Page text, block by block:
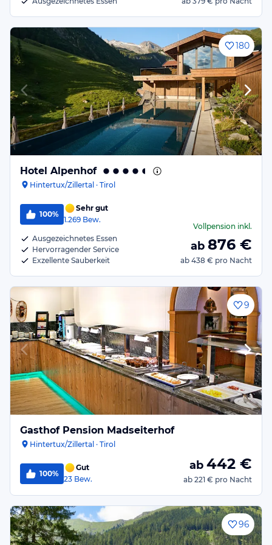
180
Hotel Alpenhof
Hintertux/Zillertal · Tirol
100%
Sehr gut
1.269 Bew.
Ausgezeichnetes Essen
Hervorragender Service
Exzellente Sauberkeit
Vollpension inkl.
ab 876 €
ab 438 € pro Nacht
9
Gasthof Pension Madseiterhof
Hintertux/Zillertal · Tirol
100%
Gut
23 Bew.
ab 442 €
ab 221 € pro Nacht
96